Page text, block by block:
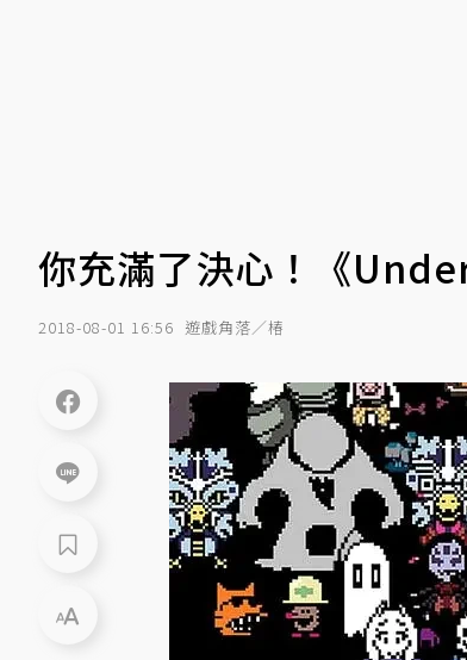
你充滿了決心！《
2018-08-01 16:56 遊戲角落／椿